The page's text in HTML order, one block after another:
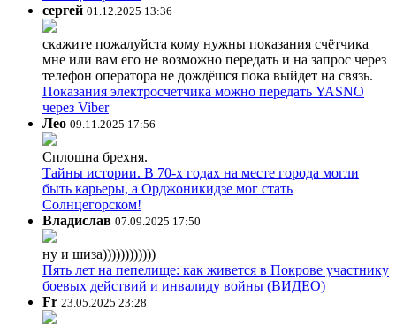
сергей 01.12.2025 13:36
скажите пожалуйста кому нужны показания счётчика
мне или вам его не возможно передать и на запрос через
телефон оператора не дождёшся пока выйдет на связь.
Показания электросчетчика можно передать YASNO
через Viber
Лео 09.11.2025 17:56
Сплошна брехня.
Тайны истории. В 70-х годах на месте города могли
быть карьеры, а Орджоникидзе мог стать
Солнцегорском!
Владислав 07.09.2025 17:50
ну и шиза))))))))))))
Пять лет на пепелище: как живется в Покрове участнику
боевых действий и инвалиду войны (ВИДЕО)
Fr 23.05.2025 23:28